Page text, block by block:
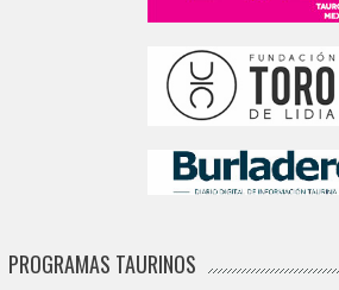
PROGRAMAS TAURINOS